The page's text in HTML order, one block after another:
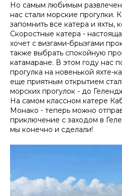
Но самым любимым
нас стали морские прогулки.
запомнить все катера и яхты,
Скоростные катера -
хочет с визгами-брызгами
также выбрать спокойную
катамаране. В этом году нас
прогулка на новенькой яхте-
еще приятным открытием
морских прогулок - до
На самом классном катере
Монако - теперь можно
приключение с заходом в
мы конечно и сделали!